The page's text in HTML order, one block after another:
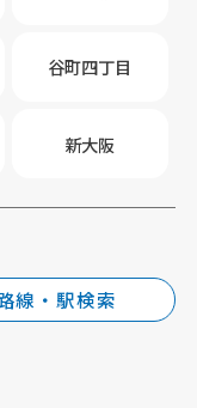
谷町四丁目
新大阪
線・駅検索